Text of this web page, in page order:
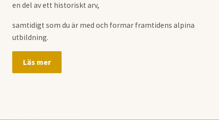
en del av ett historiskt arv,
samtidigt som du är med och formar framtidens alpina
utbildning.
Läs mer